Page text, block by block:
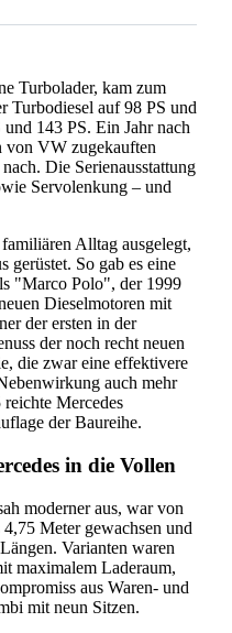
Turbolader, kam zum
Turbodiesel auf 98 PS und
143 PS. Ein Jahr nach
von VW zugekauften
Die Serienausstattung
Servolenkung – und
Alltag ausgelegt,
gerüstet. So gab es eine
"Marco Polo", der 1999
Dieselmotoren mit
der ersten in der
der noch recht neuen
die zwar eine effektivere
auch mehr
Mercedes
der Baureihe.
in die Vollen
moderner aus, war von
Meter gewachsen und
Varianten waren
maximalem Laderaum,
aus Waren- und
mit neun Sitzen.